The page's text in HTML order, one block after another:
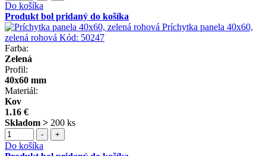
Do košíka
Produkt bol pridaný do košíka
Príchytka panela 40x60,
zelená rohová Kód: 50247
Farba:
Zelená
Profil:
40x60 mm
Materiál:
Kov
1.16 €
Skladom > 200 ks
- +
Do košíka